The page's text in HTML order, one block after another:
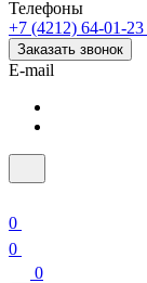
Телефоны
+7 (4212) 64-01-23
Заказать звонок
E-mail
0
0
0